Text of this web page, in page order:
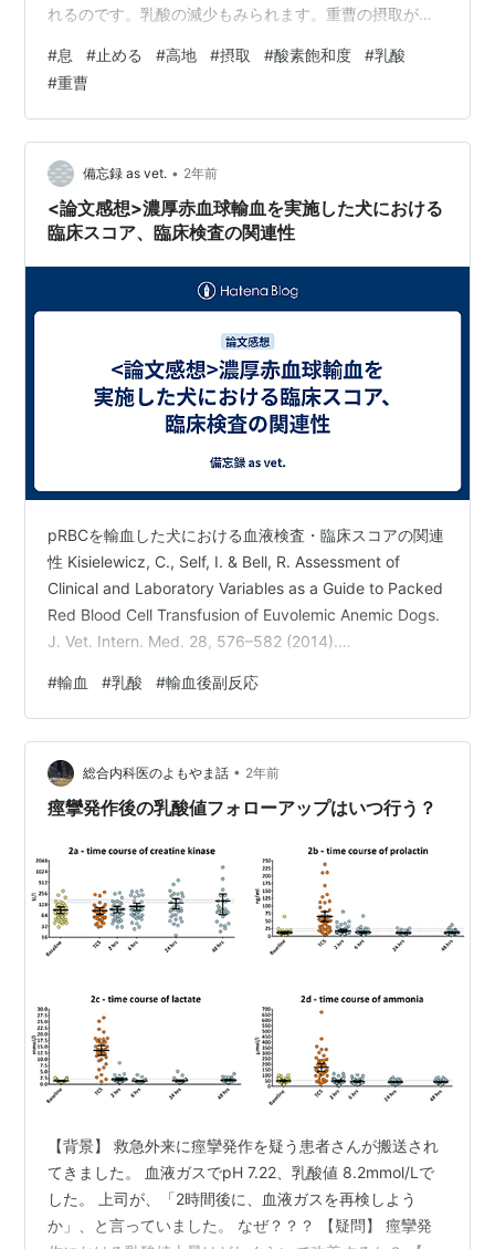
れるのです。乳酸の減少もみられます。重曹の摂取が効
#息 #止める #高地 #摂取 #酸素飽和度 #乳酸
#重曹
備忘録 as vet. • 2年前
<論文感想>濃厚赤血球輸血を実施した犬における
臨床スコア、臨床検査の関連性
pRBCを輸血した犬における血液検査・臨床スコアの関連
性 Kisielewicz, C., Self, I. & Bell, R. Assessment of
Clinical and Laboratory Variables as a Guide to Packed
Red Blood Cell Transfusion of Euvolemic Anemic Dogs.
J. Vet. Intern. Med. 28, 576–582 (2014).
Intro 輸血は副作用やコスト…
#輸血 #乳酸 #輸血後副反応
総合内科医のよもやま話 • 2年前
痙攣発作後の乳酸値フォローアップはいつ行う？
【背景】 救急外来に痙攣発作を疑う患者さんが搬送され
てきました。 血液ガスでpH 7.22、乳酸値 8.2mmol/Lで
した。 上司が、「2時間後に、血液ガスを再検しよう
か」、と言っていました。 なぜ？？？ 【疑問】 痙攣発